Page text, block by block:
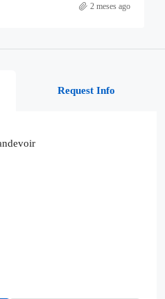
2 meses ago
Request Info